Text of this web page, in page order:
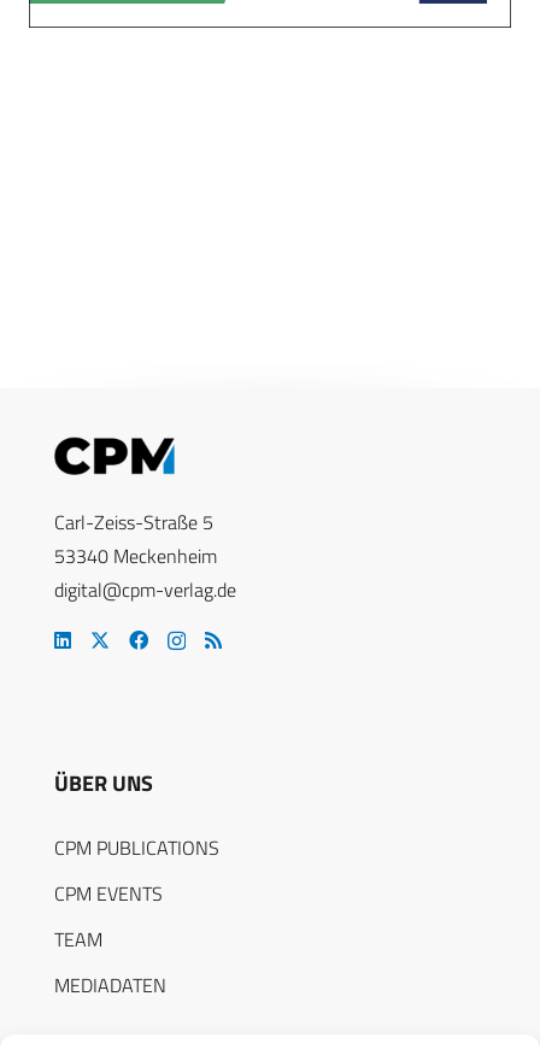
Carl-Zeiss-Straße 5
53340 Meckenheim
digital@cpm-verlag.de
ÜBER UNS
CPM PUBLICATIONS
CPM EVENTS
TEAM
MEDIADATEN